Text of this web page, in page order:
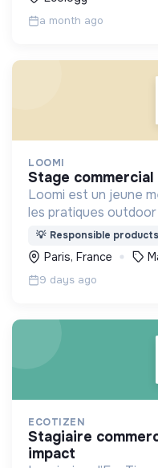
a month ago
LOOMI
stage
Loomi est un jeune
les pratiques
responsables.
💡 Responsible
Paris, France
9 days ago
ECOTIZEN
stagiaire commercial dans une startup à
impact